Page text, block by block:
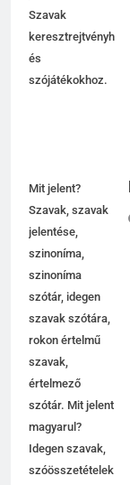
Szavak
keresztrejtvényhez
és
szójátékokhoz.
Mit jelent?
Szavak, szavak
jelentése,
szinoníma,
szinoníma
szótár, idegen
szavak szótára,
rokon értelmű
szavak,
értelmező
szótár. Mit jelent
magyarul?
Idegen szavak,
szóösszetételek
5